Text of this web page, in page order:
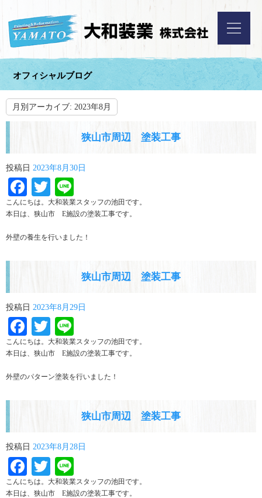
オフィシャルブログ
月別アーカイブ: 2023年8月
狭山市周辺 塗装工事
投稿日 2023年8月30日
Facebook
Twitter
こんにちは。大和装業スタッフの池田です。
本日は、狭山市 E施設の塗装工事です。
外壁の養生を行いました！
狭山市周辺 塗装工事
投稿日 2023年8月29日
Facebook
Twitter
こんにちは。大和装業スタッフの池田です。
本日は、狭山市 E施設の塗装工事です。
外壁のパターン塗装を行いました！
狭山市周辺 塗装工事
投稿日 2023年8月28日
Facebook
Twitter
こんにちは。大和装業スタッフの池田です。
本日は、狭山市 E施設の塗装工事です。